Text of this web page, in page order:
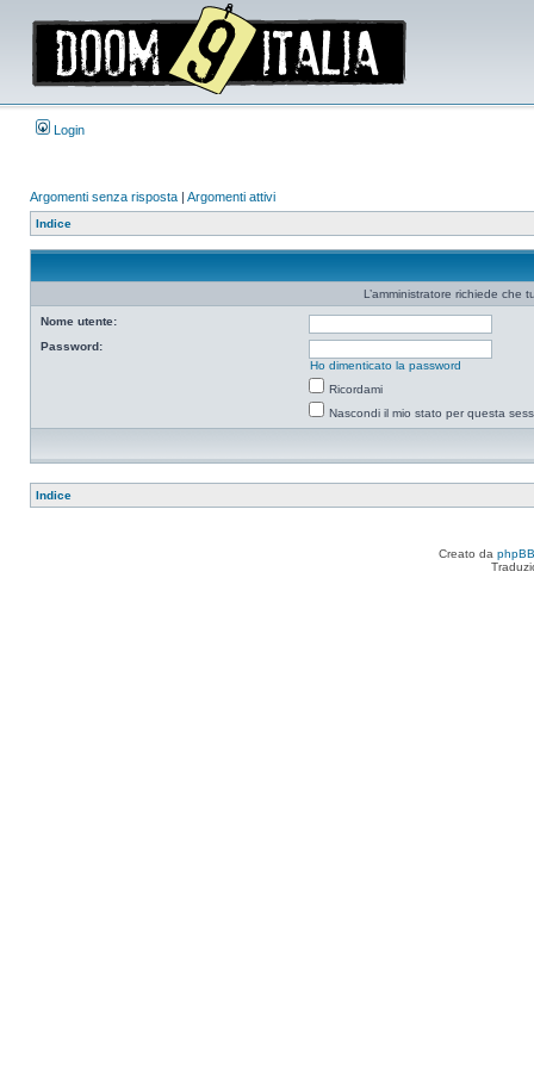
Login
Argomenti senza risposta | Argomenti attivi
Indice
L’amministratore richiede che
Nome utente:
Password:
Ho dimenticato la password
Ricordami
Nascondi il mio stato per questa
Indice
Creato da phpBB